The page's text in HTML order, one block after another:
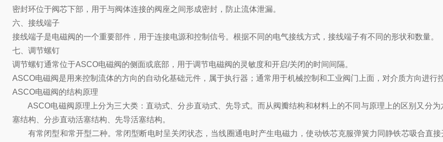
密封环位于阀芯下部，用于与阀体连接的阀座之间形成密封，防止流体泄漏。
六、接线端子
接线端子是电磁阀的一个重要部件，用于连接电源和控制信号。根据不同的电气接线方式，接线端子有不同的形状和数量。
七、调节螺钉
调节螺钉通常位于ASCO电磁阀的侧面或底部，用于调节电磁阀的灵敏度和开启/关闭的时间间隔。
ASCO电磁阀是用来控制流体的方向的自动化基础元件，属于执行器；通常用于机械控制和工业阀门上面，对介质方向进行
ASCO电磁阀的结构原理
ASCO电磁阀原理上分为三大类：直动式、分步直动式、先导式。而从阀瓣结构和材料上的不同与原理上的区别又分
塞结构、分步直动活塞结构、先导活塞结构。
有常闭型和常开型二种。常闭型断电时呈关闭状态，当线圈通电时产生电磁力，使动铁芯克服弹簧力同静铁芯吸合直